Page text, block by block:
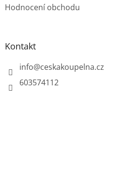
Hodnocení obchodu
Kontakt
info@ceskakoupelna.cz
603574112